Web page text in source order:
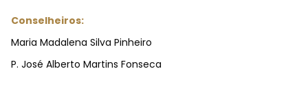
Conselheiros:
Maria Madalena Silva Pinheiro
P. José Alberto Martins Fonseca